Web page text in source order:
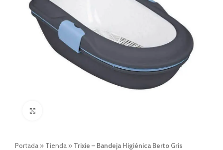
Portada » Tienda » Trixie – Bandeja Higiénica Berto Gris